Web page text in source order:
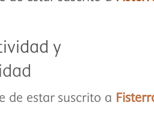
y
de estar suscrito a